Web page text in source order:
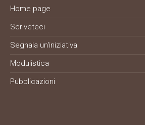
Home page
Scriveteci
Segnala un'iniziativa
Modulistica
Pubblicazioni